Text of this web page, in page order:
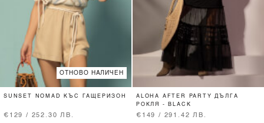
ОТНОВО НАЛИЧЕН
SUNSET NOMAD КЪС ГАЩЕРИЗОН
€129 / 252.30 ЛВ.
ALOHA AFTER PARTY ДЪЛГА
РОКЛЯ - BLACK
€149 / 291.42 ЛВ.